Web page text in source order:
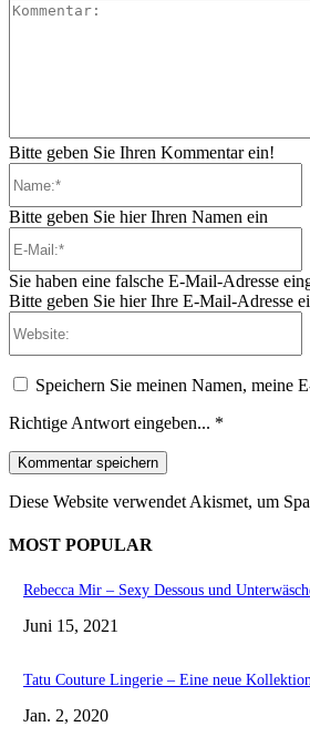
Bitte geben Sie Ihren Kommentar ein!
Bitte geben Sie hier Ihren Namen ein
Sie haben eine falsche E-Mail-Adresse
Bitte geben Sie hier Ihre E-Mail-Adresse
Speichern Sie meinen Namen, meine
Richtige Antwort eingeben... *
Diese Website verwendet Akismet, um
MOST POPULAR
Rebecca Mir – Sexy Dessous und
Juni 15, 2021
Tatu Couture Lingerie – Eine neue
Jan. 2, 2020